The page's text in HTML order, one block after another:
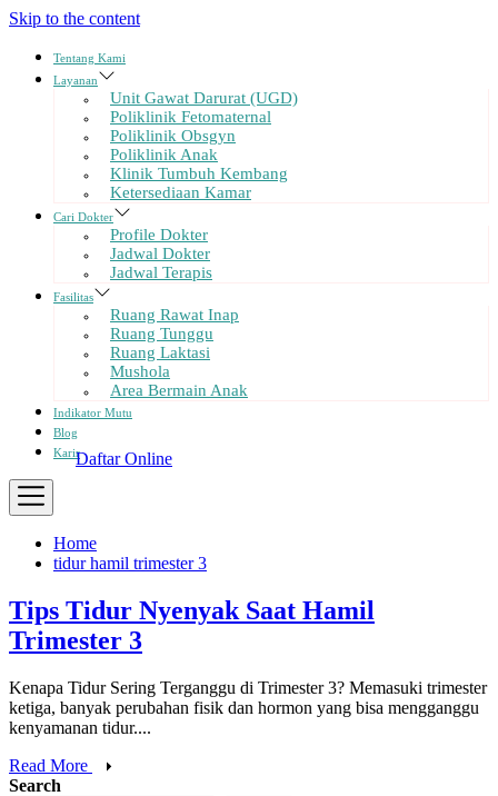
Skip to the content
Tentang Kami
Layanan
Unit Gawat Darurat (UGD)
Poliklinik Fetomaternal
Poliklinik Obsgyn
Poliklinik Anak
Klinik Tumbuh Kembang
Ketersediaan Kamar
Cari Dokter
Profile Dokter
Jadwal Dokter
Jadwal Terapis
Fasilitas
Ruang Rawat Inap
Ruang Tunggu
Ruang Laktasi
Mushola
Area Bermain Anak
Indikator Mutu
Blog
KarirDaftar Online
Home
tidur hamil trimester 3
Tips Tidur Nyenyak Saat Hamil
Trimester 3
Kenapa Tidur Sering Terganggu di Trimester 3? Memasuki trimester
ketiga, banyak perubahan fisik dan hormon yang bisa mengganggu
kenyamanan tidur....
Read More
Search